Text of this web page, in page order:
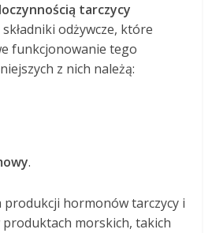
tarczycy
odżywcze, które
funkcjonowanie tego
z nich należą:
.
produkcji hormonów tarczycy i
morskich, takich